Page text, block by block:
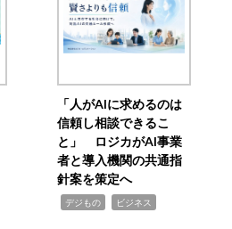
「人がAIに求めるのは
信頼し相談できるこ
と」 ロジカがAI事業
者と導入機関の共通指
針案を策定へ
デジもの ビジネス